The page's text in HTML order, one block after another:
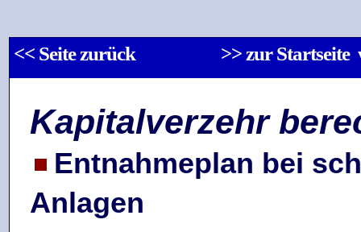
<< Seite zurück >> zur Startseite
Kapitalverzehr
Entnahmeplan bei
Anlagen